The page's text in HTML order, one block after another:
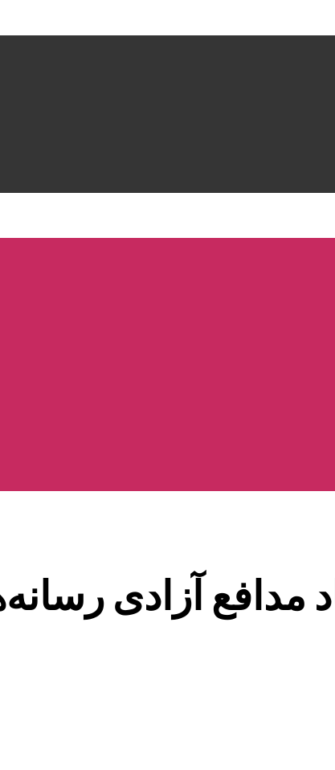
مدافع آزادی